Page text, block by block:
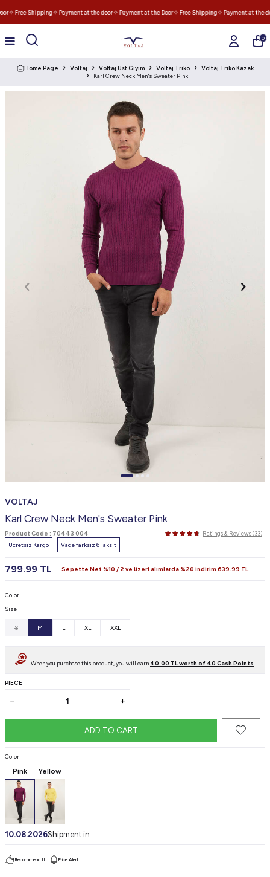
✧ Free Shipping✧ Payment at the door✧ Payment at the Door✧ Free Shipping✧ Payment at the
0
Home Page Voltaj Voltaj Üst Giyim Voltaj Triko
Voltaj Triko Kazak
Karl Crew Neck Men's Sweater Pink
VOLTAJ
Karl Crew Neck Men's Sweater Pink
Product Code : 70443 004
Ratings & Reviews (33)
Ücretsiz Kargo
Vade farksız 6 Taksit
799.99 TL Sepette Net %10 / 2 ve üzeri alımlarda %20 indirim 639.99 TL
Color
Size
S M L XL XXL
When you purchase this product, you will earn 40.00 TL worth of 40 Cash Points
PIECE
ADD TO CART
Color
Pink Yellow
10.08.2026Shipment in
Recommend It Price Alert